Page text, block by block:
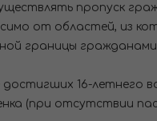
пропуск
от областей, из
границы
достигших 16-
(при отсутствии